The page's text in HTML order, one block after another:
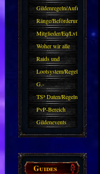
(DAW)
Gildenregeln/Aufnahme
Ränge/Beförderungen
Mitglieder/Eq/Lvl
Woher wir alle
kommen.
Raids und
Zubehör
Lootsystem/Regeln
G.-
Sparkasse/Goldleihen
TS³ Daten/Regeln
PvP-Bereich
Gildenevents
Guides